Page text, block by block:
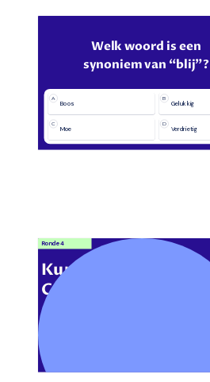
Welk woord is een
synoniem van “blij”?
A
Boos
B
Gelukkig
C
Moe
D
Verdrietig
Kunst &
Cultuur
Ronde 4